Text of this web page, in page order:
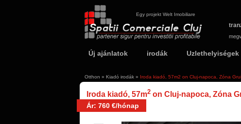
Egy projekt Welt Imobiliare
Új ajánlatok irodák Uzlethelyiségek
Otthon » Kiadó irodák » Iroda kiadó, 57m2 on Cluj-napoca, Zóna
Iroda kiadó, 57m2 on Cluj-napoca, Zóna
Ár: 760 €/hónap